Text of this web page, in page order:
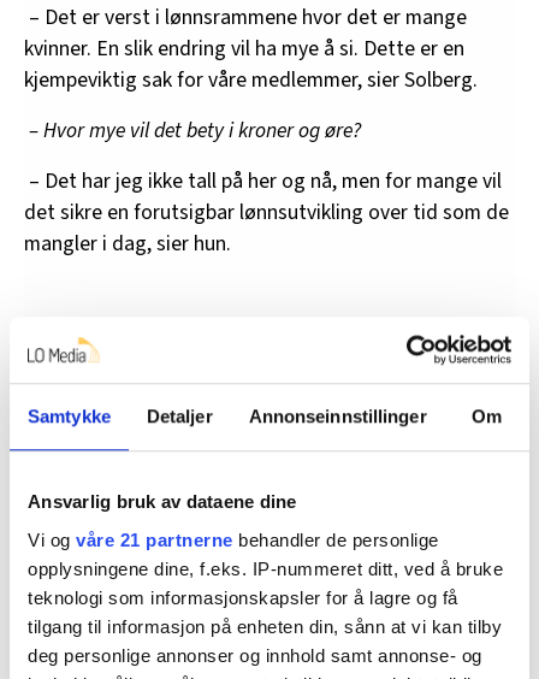
Samtykke Detaljer Annonseinnstillinger Om
Ansvarlig bruk av dataene dine
Vi og våre 21 partnerne behandler de personlige
opplysningene dine, f.eks. IP-nummeret ditt, ved å bruke
teknologi som informasjonskapsler for å lagre og få
tilgang til informasjon på enheten din, sånn at vi kan tilby
deg personlige annonser og innhold samt annonse- og
– Det er verst i lønnsrammene hvor det er mange
kvinner. En slik endring vil ha mye å si. Dette er en
kjempeviktig sak for våre medlemmer, sier Solberg.
– Hvor mye vil det bety i kroner og øre?
– Det har jeg ikke tall på her og nå, men for mange vil
det sikre en forutsigbar lønnsutvikling over tid som de
mangler i dag, sier hun.
Unio vil skifte tariffavtale
Unio varslet ved oppstarten av forhandlingene at de
ønsker å gå bort fra tariffsamarbeidet med LO Stat og
YS.
– Målet vårt i årets lønnsoppgjør er å få på plass en ny
tariffavtale som sikrer lønnsutviklingen til
utdanningsgruppene, sier forhandlingsleder Guro
Lind.
De vil inngå en ny, felles tariffavtale med
Akademikerne, som allerede har sin egen.